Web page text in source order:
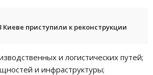
Киеве приступили к реконструкции
и логистических путей;
и инфраструктуры;